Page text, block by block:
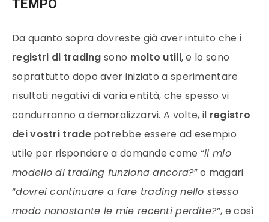
TEMPO
Da quanto sopra dovreste già aver intuito che i
registri di trading sono molto utili, e lo sono
soprattutto dopo aver iniziato a sperimentare
risultati negativi di varia entità, che spesso vi
condurranno a demoralizzarvi. A volte, il registro
dei vostri tradepotrebbe essere ad esempio
utile per rispondere a domande come “il mio
modello di trading funziona ancora?” o magari
“dovrei continuare a fare trading nello stesso
modo nonostante le mie recenti perdite?“, e così